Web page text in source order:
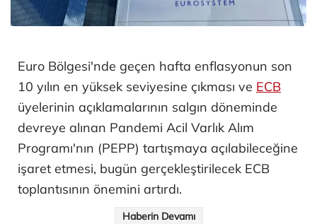
Euro Bölgesi'nde geçen hafta enflasyonun son
10 yılın en yüksek seviyesine çıkması ve ECB
üyelerinin açıklamalarının salgın döneminde
devreye alınan Pandemi Acil Varlık Alım
Programı'nın (PEPP) tartışmaya açılabileceğine
işaret etmesi, bugün gerçekleştirilecek ECB
toplantısının önemini artırdı.
Haberin Devamı